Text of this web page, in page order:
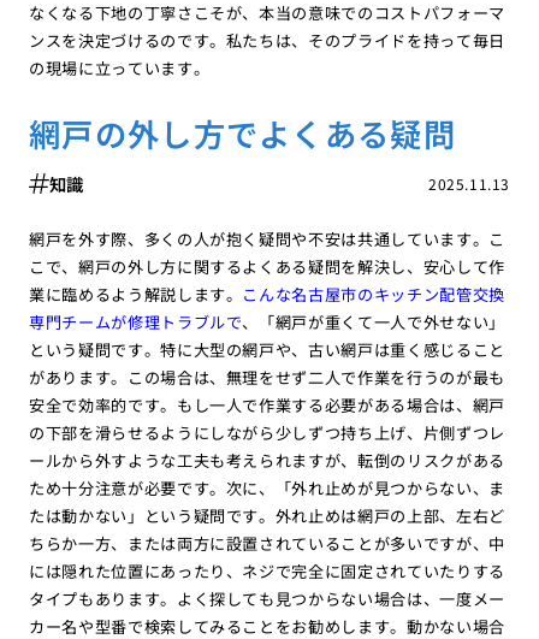
なくなる下地の丁寧さこそが、本当の意味でのコストパフォーマ
ンスを決定づけるのです。私たちは、そのプライドを持って毎日
の現場に立っています。
網戸の外し方でよくある疑問
2025.11.13
知識
網戸を外す際、多くの人が抱く疑問や不安は共通しています。こ
こで、網戸の外し方に関するよくある疑問を解決し、安心して作
業に臨めるよう解説します。 こんな名古屋市のキッチン配管交換
専門チームが修理トラブルで、「網戸が重くて一人で外せない」
という疑問です。特に大型の網戸や、古い網戸は重く感じること
があります。この場合は、無理をせず二人で作業を行うのが最も
安全で効率的です。もし一人で作業する必要がある場合は、網戸
の下部を滑らせるようにしながら少しずつ持ち上げ、片側ずつレ
ールから外すような工夫も考えられますが、転倒のリスクがある
ため十分注意が必要です。次に、「外れ止めが見つからない、ま
たは動かない」という疑問です。外れ止めは網戸の上部、左右ど
ちらか一方、または両方に設置されていることが多いですが、中
には隠れた位置にあったり、ネジで完全に固定されていたりする
タイプもあります。よく探しても見つからない場合は、一度メー
カー名や型番で検索してみることをお勧めします。動かない場合